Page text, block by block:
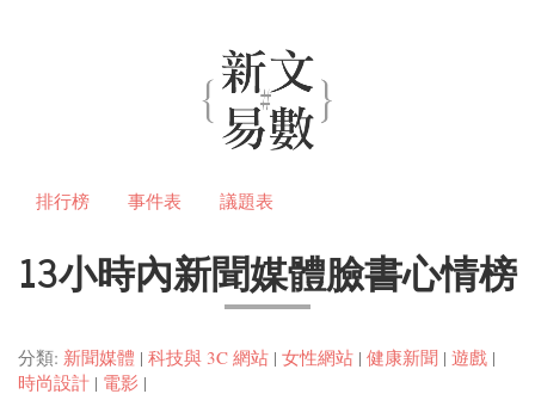
排行榜 事件表 議題表
13小時內新聞媒體臉書心情榜
分類: 新聞媒體 | 科技與 3C 網站 | 女性網站 | 健康新聞 | 遊戲 |
時尚設計 | 電影 |